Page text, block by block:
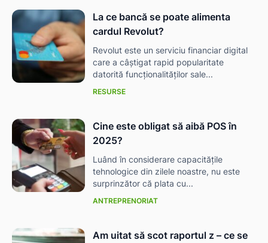
La ce bancă se poate alimenta
cardul Revolut?
Revolut este un serviciu financiar digital
care a câștigat rapid popularitate
datorită funcționalităților sale...
RESURSE
Cine este obligat să aibă POS în
2025?
Luând în considerare capacitățile
tehnologice din zilele noastre, nu este
surprinzător că plata cu...
ANTREPRENORIAT
Am uitat să scot raportul z – ce se